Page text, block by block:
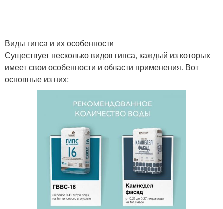
Виды гипса и их особенности
Существует несколько видов гипса, каждый из которых
имеет свои особенности и области применения. Вот
основные из них: